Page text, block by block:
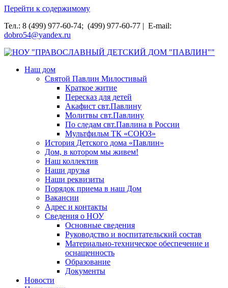
Перейти к содержимому
Тел.: 8 (499) 977-60-74; (499) 977-60-77 | E-mail:
dobro54@yandex.ru
НОУ "ПРАВОСЛАВНЫЙ ДЕТСКИЙ ДОМ "ПАВЛИН""
Наш дом
Святой Павлин Милостивый
Краткое житие
Пересказ для детей
Акафист свт.Павлину
Молитвы свт.Павлину
По следам свт.Павлина в России
Мультфильм ТК «СОЮЗ»
История Детского дома «Павлин»
Дом, в котором мы живем!
Наш коллектив
Наши друзья
Наши реквизиты
Порядок приема в наш Дом
Вакансии
Адрес и контакты
Сведения о НОУ
Основные сведения
Руководство и воспитательский состав
Материально-техническое обеспечение и
оснащенность
Образование
Документы
Новости